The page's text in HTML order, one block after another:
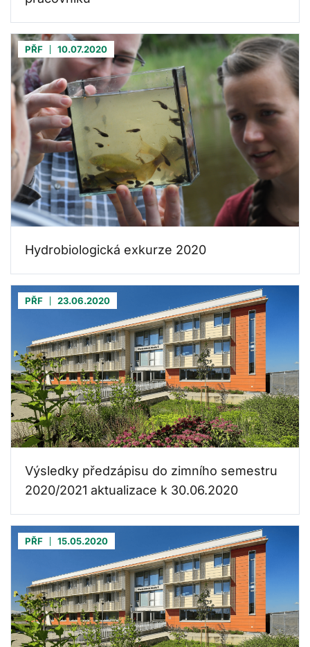
PŘF 10.07.2020
Hydrobiologická exkurze 2020
PŘF 23.06.2020
Výsledky předzápisu do zimního semestru
2020/2021 aktualizace k 30.06.2020
PŘF 15.05.2020